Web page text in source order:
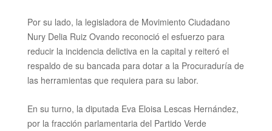
Por su lado, la legisladora de Movimiento Ciudadano
Nury Delia Ruiz Ovando reconoció el esfuerzo para
reducir la incidencia delictiva en la capital y reiteró el
respaldo de su bancada para dotar a la Procuraduría de
las herramientas que requiera para su labor.
En su turno, la diputada Eva Eloisa Lescas Hernández,
por la fracción parlamentaria del Partido Verde